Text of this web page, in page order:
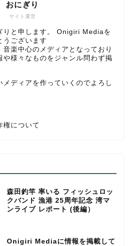
サイト運営
おにぎり
りと申します。 Onigiri Mediaを
うございます
音楽中心のメディアとなっており
や様々なものをジャンル問わず掲
メディアを作っていくのでよろし
権について
森田釣竿 率いる フィッシュロッ
クバンド 漁港 25周年記念 湾マ
ンライブ レポート (後編）
Onigiri Mediaに情報を掲載して